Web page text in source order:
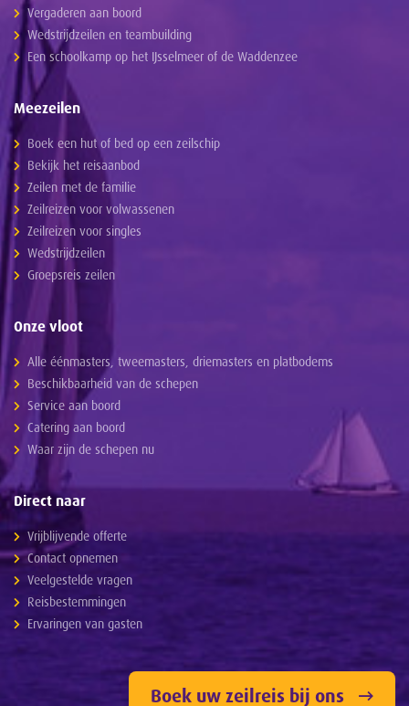
Vergaderen aan boord
Wedstrijdzeilen en teambuilding
Een schoolkamp op het IJsselmeer of de Waddenzee
Meezeilen
Boek een hut of bed op een zeilschip
Bekijk het reisaanbod
Zeilen met de familie
Zeilreizen voor volwassenen
Zeilreizen voor singles
Wedstrijdzeilen
Groepsreis zeilen
Onze vloot
Alle éénmasters, tweemasters, driemasters en platbodems
Beschikbaarheid van de schepen
Service aan boord
Catering aan boord
Waar zijn de schepen nu
Direct naar
Vrijblijvende offerte
Contact opnemen
Veelgestelde vragen
Reisbestemmingen
Ervaringen van gasten
Boek uw zeilreis bij ons